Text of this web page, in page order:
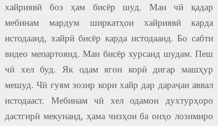
хайриявӣ боз ҳам бисёр шуд. Ман чӣ қадар
мебинам мардум ширкатҳои хайриявӣ карда
истодаанд, хайрӣ бисёр карда истодаанд. Бо сабти
видео мепартоянд. Ман бисёр хурсанд шудам. Пеш
чӣ хел буд. Як одам ягон корӣ дигар машҳур
мешуд. Чӣ гуям зозир кори хайр дар дараҷаи аввал
истодааст. Мебинам чӣ хел одамон духтурҳоро
дастгирӣ мекунанд, ҳама чизҳои ба онҳо лозимиро